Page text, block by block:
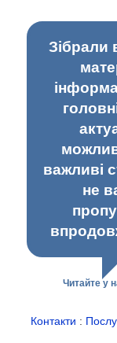
Зібрали
важливі
не
Читайте у
Контакти :